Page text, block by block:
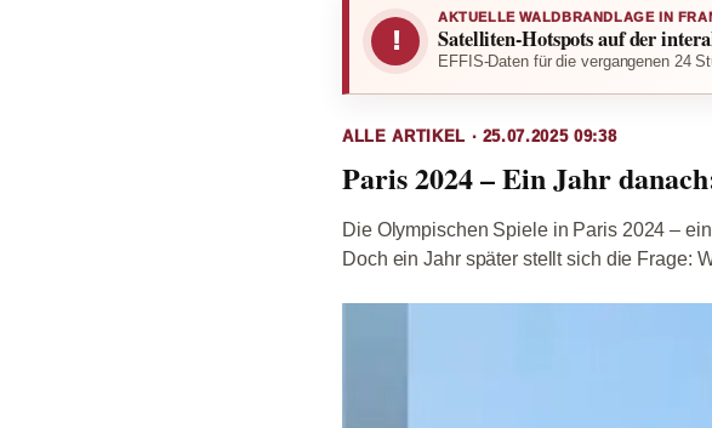
!
AKTUELLE WALDBRANDLAGE IN
Satelliten-Hotspots auf der
EFFIS-Daten für die vergangenen 24
ALLE ARTIKEL · 25.07.2025 09:38
Paris 2024 – Ein Jahr
Die Olympischen Spiele in Paris 2024 –
Doch ein Jahr später stellt sich die Frage: